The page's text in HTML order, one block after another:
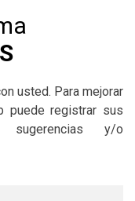
usted. Para mejorar
puede registrar sus
sugerencias y/o